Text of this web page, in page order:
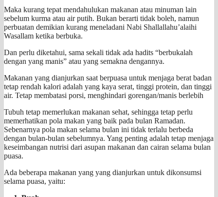
Maka kurang tepat mendahulukan makanan atau minuman lain
sebelum kurma atau air putih. Bukan berarti tidak boleh, namun
perbuatan demikian kurang meneladani Nabi Shallallahu’alaihi
Wasallam ketika berbuka.
Dan perlu diketahui, sama sekali tidak ada hadits “berbukalah
dengan yang manis” atau yang semakna dengannya.
Makanan yang dianjurkan saat berpuasa untuk menjaga berat badan
tetap rendah kalori adalah yang kaya serat, tinggi protein, dan tinggi
air. Tetap membatasi porsi, menghindari gorengan/manis berlebih
Tubuh tetap memerlukan makanan sehat, sehingga tetap perlu
memerhatikan pola makan yang baik pada bulan Ramadan.
Sebenarnya pola makan selama bulan ini tidak terlalu berbeda
dengan bulan-bulan sebelumnya. Yang penting adalah tetap menjaga
keseimbangan nutrisi dari asupan makanan dan cairan selama bulan
puasa.
Ada beberapa makanan yang yang dianjurkan untuk dikonsumsi
selama puasa, yaitu: